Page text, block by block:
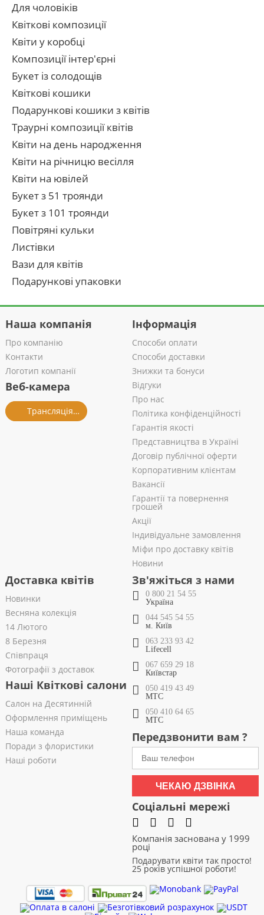
Для чоловіків
Квіткові композиції
Квіти у коробці
Композиції інтер'єрні
Букет із солодощів
Квіткові кошики
Подарункові кошики з квітів
Траурні композиції квітів
Квіти на день народження
Квіти на річницю весілля
Квіти на ювілей
Букет з 51 троянди
Букет з 101 троянди
Повітряні кульки
Листівки
Вази для квітів
Подарункові упаковки
Наша компанія
Про компанію
Контакти
Логотип компанії
Веб-камера
Трансляція із салону
Інформація
Способи оплати
Способи доставки
Знижки та бонуси
Відгуки
Про нас
Політика конфіденційності
Гарантія якості
Представництва в Україні
Договір публічної оферти
Корпоративним клієнтам
Вакансії
Гарантії та повернення
грошей
Акції
Індивідуальне замовлення
Міфи про доставку квітів
Новини
Доставка квітів
Новинки
Весняна колекція
14 Лютого
8 Березня
Співпраця
Фотографії з доставок
Наші Квіткові салони
Салон на Десятинній
Оформлення приміщень
Наша команда
Поради з флористики
Наші роботи
Зв'яжіться з нами
0 800 21 54 55
Україна
044 545 54 55
м. Київ
063 233 93 42
Lifecell
067 659 29 18
Київстар
050 419 43 49
МТС
050 410 64 65
МТС
Передзвонити вам ?
ЧЕКАЮ ДЗВІНКА
Соціальні мережі
Компанія заснована у 1999
році
Подарувати квіти так просто!
25 років успішної роботи!